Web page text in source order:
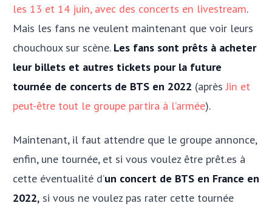
les 13 et 14 juin, avec des concerts en livestream.
Mais les fans ne veulent maintenant que voir leurs
chouchoux sur scène. Les fans sont prêts à acheter
leur billets et autres tickets pour la future
tournée de concerts de BTS en 2022 (aprèsJin et
peut-être tout le groupe partira à l’armée).
Maintenant, il faut attendre que le groupe annonce,
enfin, une tournée, et si vous voulez être prêt.es à
cette éventualité d’un concert de BTS en France en
2022, si vous ne voulez pas rater cette tournée